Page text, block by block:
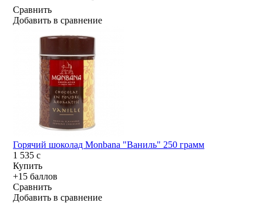
Сравнить
Добавить в сравнение
Горячий шоколад Monbana "Ваниль" 250 грамм
1 535c
Купить
+15 баллов
Сравнить
Добавить в сравнение